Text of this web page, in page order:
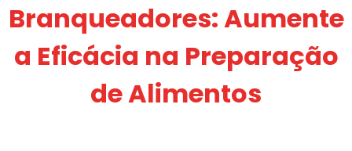
Branqueadores: Aumente
a Eficácia na Preparação
de Alimentos